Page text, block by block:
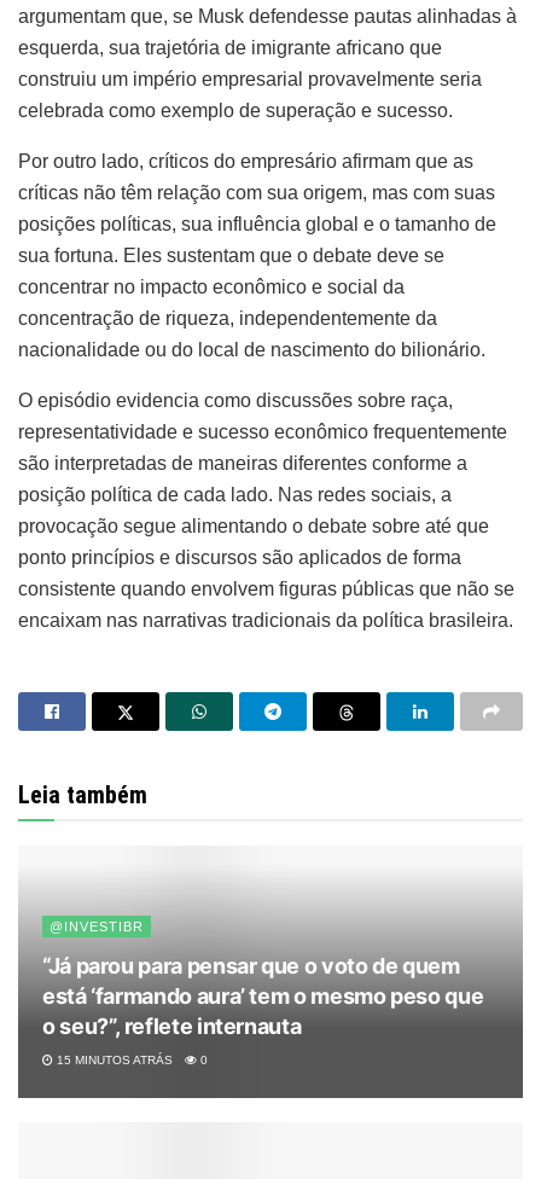
argumentam que, se Musk defendesse pautas alinhadas à
esquerda, sua trajetória de imigrante africano que
construiu um império empresarial provavelmente seria
celebrada como exemplo de superação e sucesso.
Por outro lado, críticos do empresário afirmam que as
críticas não têm relação com sua origem, mas com suas
posições políticas, sua influência global e o tamanho de
sua fortuna. Eles sustentam que o debate deve se
concentrar no impacto econômico e social da
concentração de riqueza, independentemente da
nacionalidade ou do local de nascimento do bilionário.
O episódio evidencia como discussões sobre raça,
representatividade e sucesso econômico frequentemente
são interpretadas de maneiras diferentes conforme a
posição política de cada lado. Nas redes sociais, a
provocação segue alimentando o debate sobre até que
ponto princípios e discursos são aplicados de forma
consistente quando envolvem figuras públicas que não se
encaixam nas narrativas tradicionais da política brasileira.
Leia também
@INVESTIBR
“Já parou para pensar que o voto de quem
está ‘farmando aura’ tem o mesmo peso que
o seu?”, reflete internauta
15 MINUTOS ATRÁS 0